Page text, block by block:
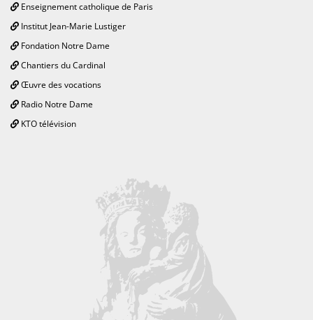
Enseignement catholique de Paris
Institut Jean-Marie Lustiger
Fondation Notre Dame
Chantiers du Cardinal
Œuvre des vocations
Radio Notre Dame
KTO télévision